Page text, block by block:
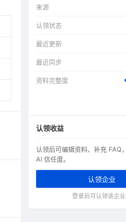
来源
认领状态
最近更新
最近同步
资料完整度
认领收益
认领后可编辑资料、补充 FAQ
AI 信任度。
认领企业
登录后可认领该企业